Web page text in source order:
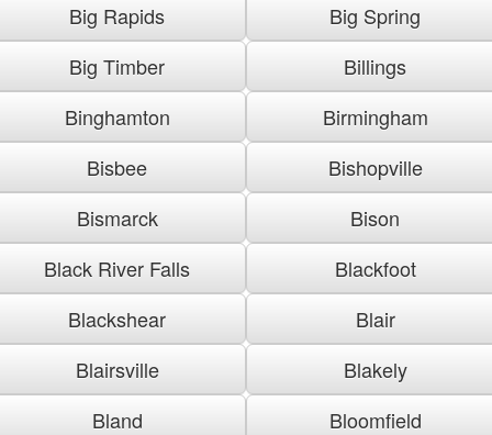
Big Rapids
Big Spring
Big Timber
Billings
Binghamton
Birmingham
Bisbee
Bishopville
Bismarck
Bison
Black River Falls
Blackfoot
Blackshear
Blair
Blairsville
Blakely
Bland
Bloomfield